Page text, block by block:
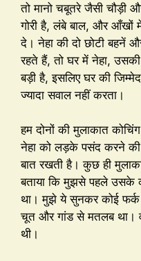
तो मानो चबूतरे जैसी चौड़ी
गोरी है, लंबे बाल, और आँखों
दे। नेहा की दो छोटी बहनें
रहते हैं, तो घर में नेहा, उसकी
बड़ी है, इसलिए घर की
ज्यादा सवाल नहीं करता।
हम दोनों की मुलाकात
नेहा को लड़के पसंद करने
बात रखती है। कुछ ही
बताया कि मुझसे पहले उसके
था। मुझे ये सुनकर कोई फर्क
चूत और गांड से मतलब था।
थी।